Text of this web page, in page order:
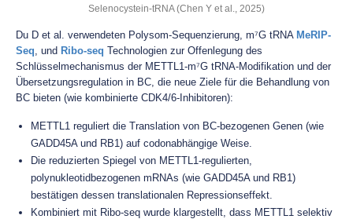
Selenocystein-tRNA (Chen Y et al., 2025)
Du D et al. verwendeten Polysom-Sequenzierung, m⁷G tRNA MeRIP-
Seq, und Ribo-seq Technologien zur Offenlegung des
Schlüsselmechanismus der METTL1-m⁷G tRNA-Modifikation und der
Übersetzungsregulation in BC, die neue Ziele für die Behandlung von
BC bieten (wie kombinierte CDK4/6-Inhibitoren):
METTL1 reguliert die Translation von BC-bezogenen Genen (wie
GADD45A und RB1) auf codonabhängige Weise.
Die reduzierten Spiegel von METTL1-regulierten,
polynukleotidbezogenen mRNAs (wie GADD45A und RB1)
bestätigen dessen translationalen Repressionseffekt.
Kombiniert mit Ribo-seq wurde klargestellt, dass METTL1 selektiv